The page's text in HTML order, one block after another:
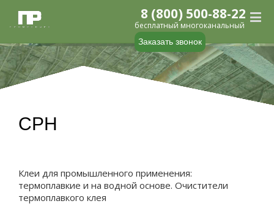
Заказать звонок
8 (800) 500-88-22
бесплатный многоканальный
CPH
Клеи для промышленного применения:
термоплавкие и на водной основе. Очистители
термоплавкого клея